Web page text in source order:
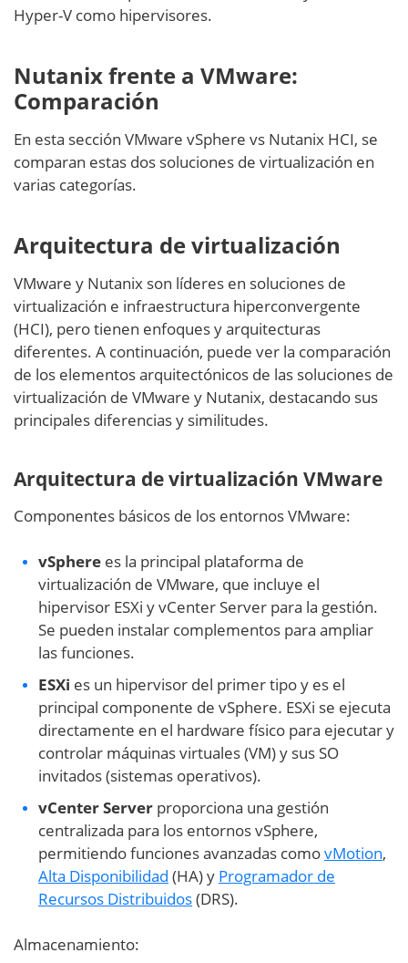
Hyper-V como hipervisores.
Nutanix frente a VMware:
Comparación
En esta sección VMware vSphere vs Nutanix HCI, se
comparan estas dos soluciones de virtualización en
varias categorías.
Arquitectura de virtualización
VMware y Nutanix son líderes en soluciones de
virtualización e infraestructura hiperconvergente
(HCI), pero tienen enfoques y arquitecturas
diferentes. A continuación, puede ver la comparación
de los elementos arquitectónicos de las soluciones de
virtualización de VMware y Nutanix, destacando sus
principales diferencias y similitudes.
Arquitectura de virtualización VMware
Componentes básicos de los entornos VMware:
vSphere es la principal plataforma de
virtualización de VMware, que incluye el
hipervisor ESXi y vCenter Server para la gestión.
Se pueden instalar complementos para ampliar
las funciones.
ESXi es un hipervisor del primer tipo y es el
principal componente de vSphere. ESXi se ejecuta
directamente en el hardware físico para ejecutar y
controlar máquinas virtuales (VM) y sus SO
invitados (sistemas operativos).
vCenter Server proporciona una gestión
centralizada para los entornos vSphere,
permitiendo funciones avanzadas comovMotion,
Alta Disponibilidad (HA) y Programador de
Recursos Distribuidos(DRS).
Almacenamiento: